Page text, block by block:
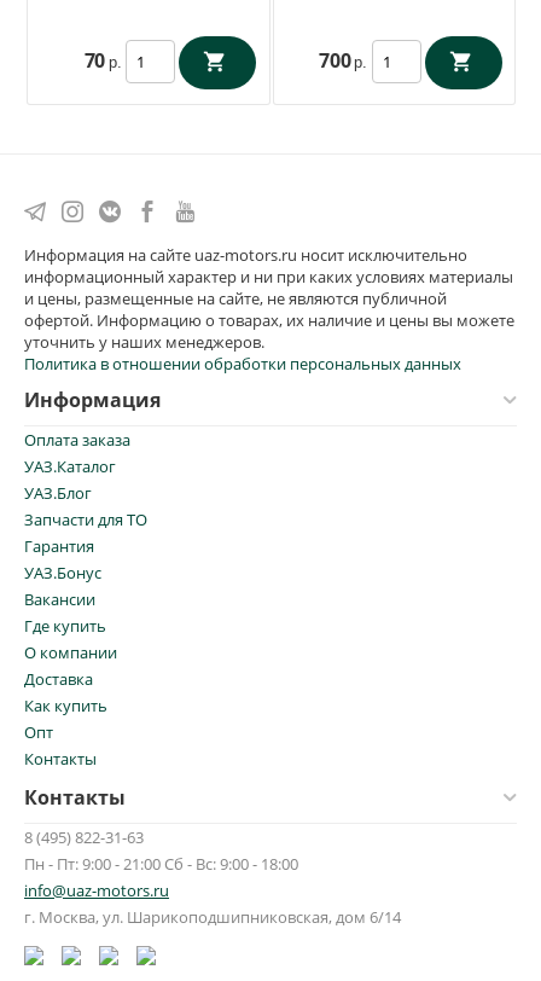
70 р. 700 р.
Информация на сайте uaz-motors.ru носит исключительно
информационный характер и ни при каких условиях материалы
и цены, размещенные на сайте, не являются публичной
офертой. Информацию о товарах, их наличие и цены вы можете
уточнить у наших менеджеров.
Политика в отношении обработки персональных данных
Информация
Оплата заказа
УАЗ.Каталог
УАЗ.Блог
Запчасти для ТО
Гарантия
УАЗ.Бонус
Вакансии
Где купить
О компании
Доставка
Как купить
Опт
Контакты
Контакты
8 (495) 822-31-63
Пн - Пт: 9:00 - 21:00 Сб - Вс: 9:00 - 18:00
info@uaz-motors.ru
г. Москва, ул. Шарикоподшипниковская, дом 6/14